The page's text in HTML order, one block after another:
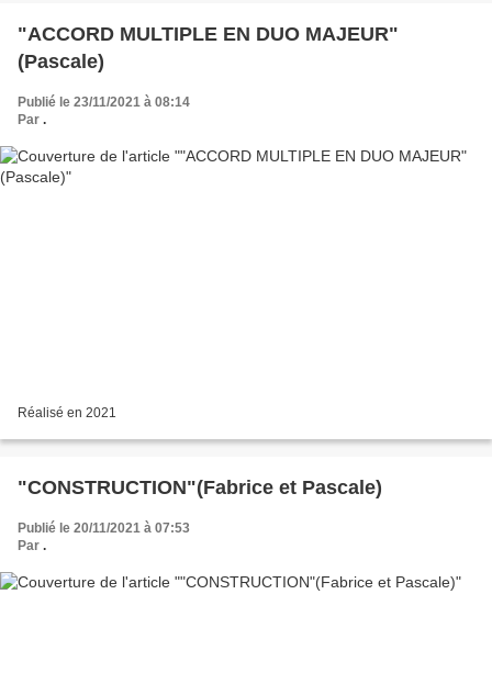
"ACCORD MULTIPLE EN DUO MAJEUR"
(Pascale)
Publié le 23/11/2021 à 08:14
Par .
Réalisé en 2021
"CONSTRUCTION"(Fabrice et Pascale)
Publié le 20/11/2021 à 07:53
Par .